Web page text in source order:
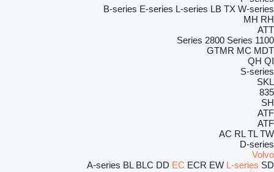
B-series E-series L-series LB TX W-series
MH RH
ATT
1100 Series
2800 Series
GTMR MC MDT
QH QI
S-series
SKL
835
SH
ATF
ATF
AC RL TL TW
D-series
Volvo
A-series BL BLC DD EC ECR EW L-series SD